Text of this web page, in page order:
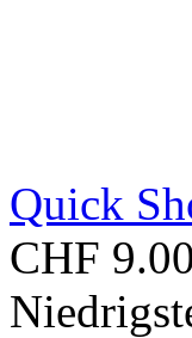
Quick
CHF 9.00